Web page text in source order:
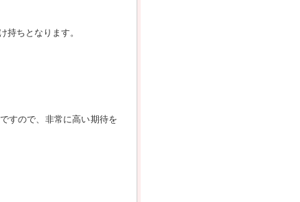
持ちとなります。
すので、非常に高い期待を